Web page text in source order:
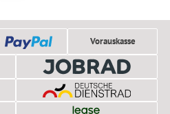
Vorauskasse